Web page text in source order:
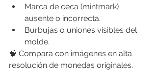
Marca de ceca (mintmark)
ausente o incorrecta.
Burbujas o uniones visibles del
molde.
🧠 Compara con imágenes en alta
resolución de monedas originales.